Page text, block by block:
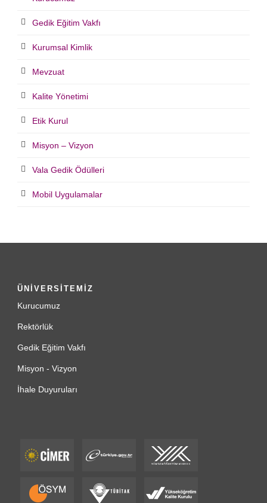
Gedik Eğitim Vakfı
Kurumsal Kimlik
Mevzuat
Kalite Yönetimi
Etik Kurul
Misyon – Vizyon
Vala Gedik Ödülleri
Mobil Uygulamalar
ÜNİVERSİTEMİZ
Kurucumuz
Rektörlük
Gedik Eğitim Vakfı
Misyon - Vizyon
İhale Duyuruları